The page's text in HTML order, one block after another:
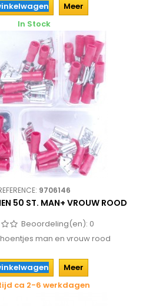
Meer
In Stock
9706146
50 ST. MAN+ VROUW ROOD
Beoordeling(en): 0
man en vrouw rood
Meer
ca 2-6 werkdagen